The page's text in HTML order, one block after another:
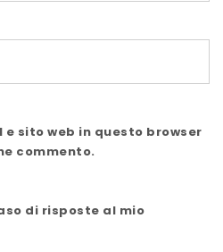
e sito web in questo browser
commento.
di risposte al mio